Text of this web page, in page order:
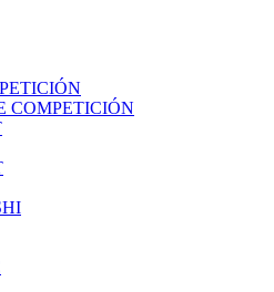
COMPETICIÓN